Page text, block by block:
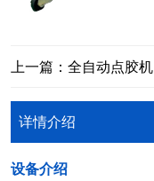
上一篇：全自动点胶机
详情介绍
​设备介绍